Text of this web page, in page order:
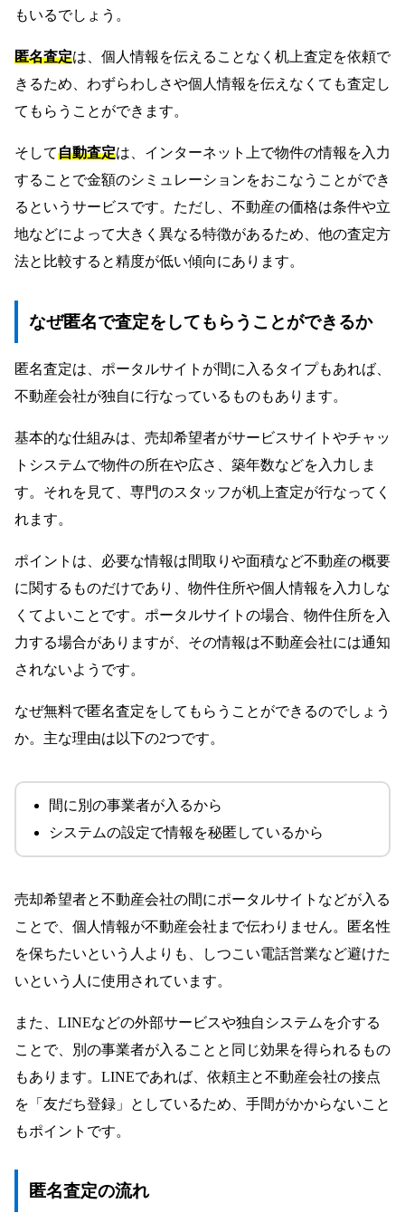
もいるでしょう。
匿名査定は、個人情報を伝えることなく机上査定を依頼で
きるため、わずらわしさや個人情報を伝えなくても査定し
てもらうことができます。
そして自動査定は、インターネット上で物件の情報を入力
することで金額のシミュレーションをおこなうことができ
るというサービスです。ただし、不動産の価格は条件や立
地などによって大きく異なる特徴があるため、他の査定方
法と比較すると精度が低い傾向にあります。
なぜ匿名で査定をしてもらうことができるか
匿名査定は、ポータルサイトが間に入るタイプもあれば、
不動産会社が独自に行なっているものもあります。
基本的な仕組みは、売却希望者がサービスサイトやチャッ
トシステムで物件の所在や広さ、築年数などを入力しま
す。それを見て、専門のスタッフが机上査定が行なってく
れます。
ポイントは、必要な情報は間取りや面積など不動産の概要
に関するものだけであり、物件住所や個人情報を入力しな
くてよいことです。ポータルサイトの場合、物件住所を入
力する場合がありますが、その情報は不動産会社には通知
されないようです。
なぜ無料で匿名査定をしてもらうことができるのでしょう
か。主な理由は以下の2つです。
間に別の事業者が入るから
システムの設定で情報を秘匿しているから
売却希望者と不動産会社の間にポータルサイトなどが入る
ことで、個人情報が不動産会社まで伝わりません。匿名性
を保ちたいという人よりも、しつこい電話営業など避けた
いという人に使用されています。
また、LINEなどの外部サービスや独自システムを介する
ことで、別の事業者が入ることと同じ効果を得られるもの
もあります。LINEであれば、依頼主と不動産会社の接点
を「友だち登録」としているため、手間がかからないこと
もポイントです。
匿名査定の流れ